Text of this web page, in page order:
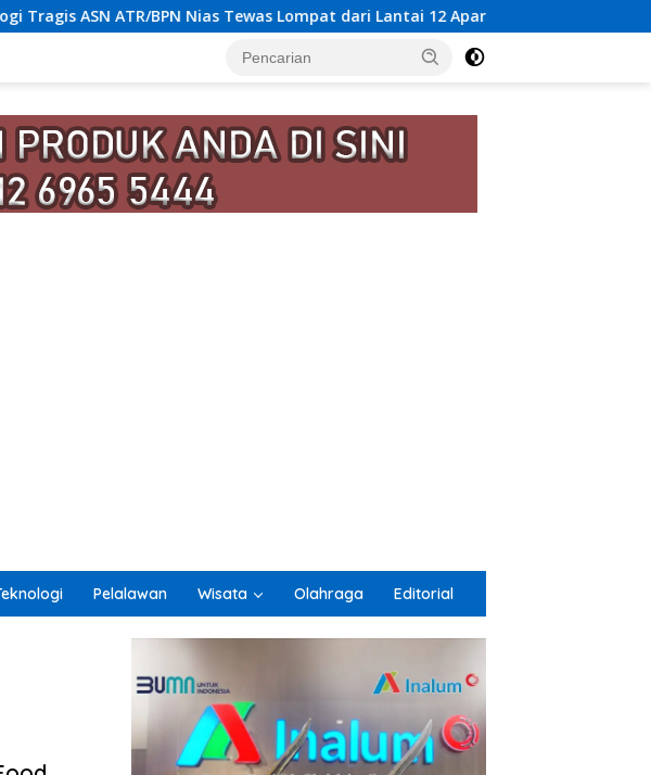
Tewas Lompat dari Lantai 12 Apartemen, Berawal dari Pesan Wanita Lewat
Pelalawan Wisata Olahraga Editorial